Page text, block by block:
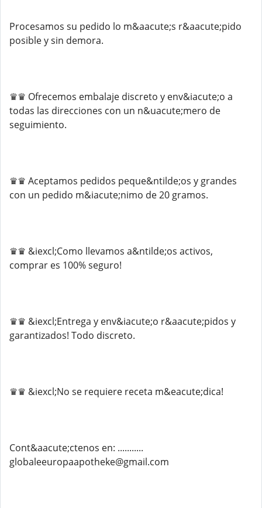
Procesamos su pedido lo m&aacute;s r&aacute;pido
posible y sin demora.
♛♛ Ofrecemos embalaje discreto y env&iacute;o a
todas las direcciones con un n&uacute;mero de
seguimiento.
♛♛ Aceptamos pedidos peque&ntilde;os y grandes
con un pedido m&iacute;nimo de 20 gramos.
♛♛ &iexcl;Como llevamos a&ntilde;os activos,
comprar es 100% seguro!
♛♛ &iexcl;Entrega y env&iacute;o r&aacute;pidos y
garantizados! Todo discreto.
♛♛ &iexcl;No se requiere receta m&eacute;dica!
Cont&aacute;ctenos en: ...........
globaleeuropaapotheke@gmail.com